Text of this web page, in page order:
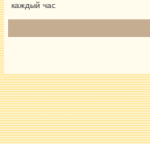
каждый час